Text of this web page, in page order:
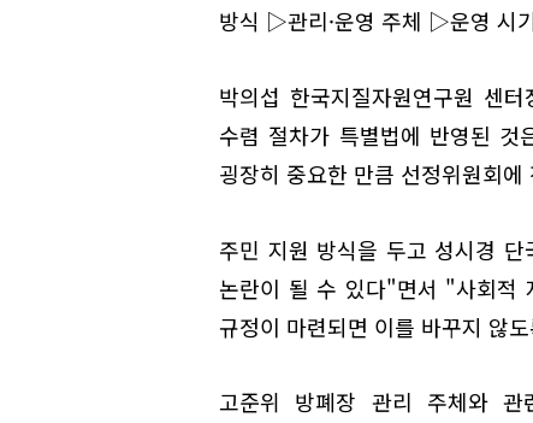
방식 ▷관리·운영 주체 ▷운영 시
박의섭 한국지질자원연구원 센
수렴 절차가 특별법에 반영된
굉장히 중요한 만큼 선정위원회
주민 지원 방식을 두고 성시경
논란이 될 수 있다"면서 "사회적
규정이 마련되면 이를 바꾸지 않
고준위 방폐장 관리 주체와 관